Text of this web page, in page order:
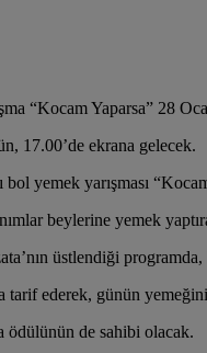
“Kocam Yaparsa” 28
17.00’de ekrana gelecek.
yemek yarışması
beylerine yemek
üstlendiği
ederek, günün yemeğini
ödülünün de sahibi olacak.